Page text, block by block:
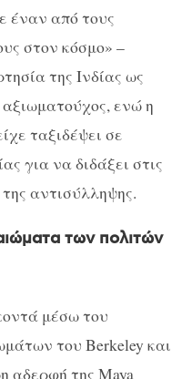
έναν από τους
στον κόσμο» –
της Ινδίας ως
ενώ η
ταξιδέψει σε
για να διδάξει στις
αντισύλληψης.
των πολιτών
μέσω του
του Berkeley και
αδερφή της Maya